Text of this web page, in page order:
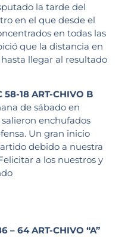
la tarde del
en el que desde el
en todas las
que la distancia en
llegar al resultado
58-18 ART-CHIVO B
de sábado en
enchufados
Un gran inicio
debido a nuestra
a los nuestros y
– 64 ART-CHIVO “A”